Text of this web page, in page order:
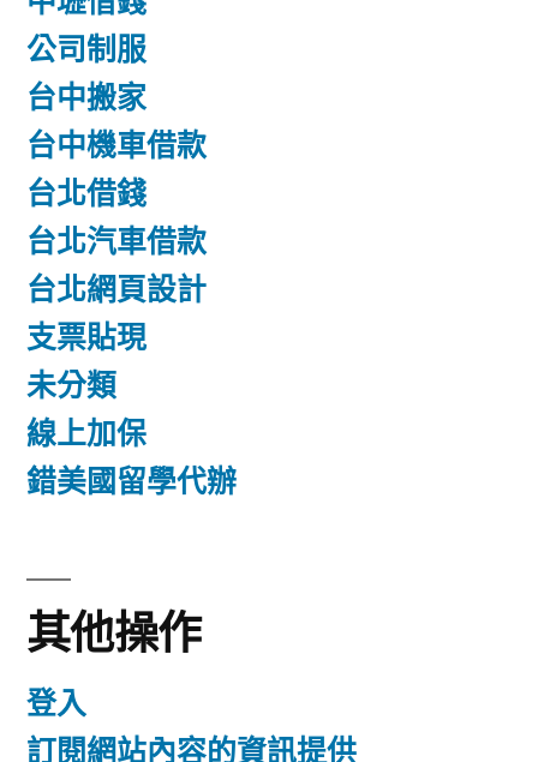
公司制服
台中搬家
台中機車借款
台北借錢
台北汽車借款
台北網頁設計
支票貼現
未分類
線上加保
錯美國留學代辦
其他操作
登入
訂閱網站內容的資訊提供